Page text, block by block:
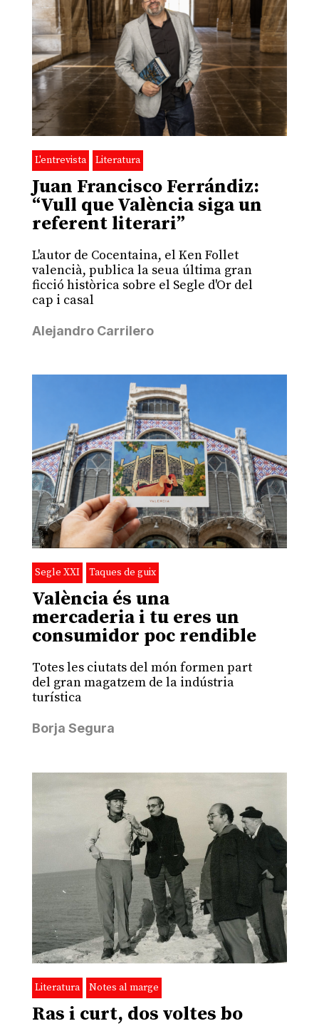
L'entrevista Literatura
Juan Francisco Ferrándiz:
“Vull que València siga un
referent literari”
L'autor de Cocentaina, el Ken Follet
valencià, publica la seua última gran
ficció històrica sobre el Segle d'Or del
cap i casal
Alejandro Carrilero
Segle XXI Taques de guix
València és una
mercaderia i tu eres un
consumidor poc rendible
Totes les ciutats del món formen part
del gran magatzem de la indústria
turística
Borja Segura
Literatura Notes al marge
Ras i curt, dos voltes bo